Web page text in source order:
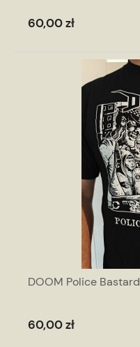
60,00 zł
DOOM Police Bastard
60,00 zł